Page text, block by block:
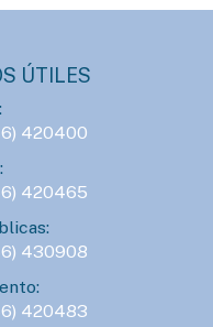
DE AGOSTO -
convoca a grupos
proyectos
15 DE AGOSTO -
ÚTILES
420400
420465
430908
420483